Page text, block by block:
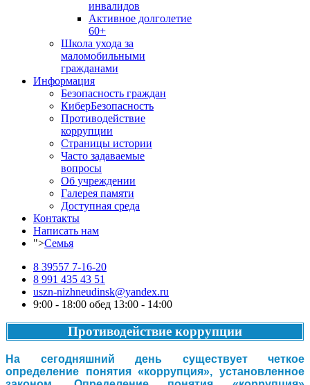
инвалидов
Активное долголетие
60+
Школа ухода за
маломобильными
гражданами
Информация
Безопасность граждан
КиберБезопасность
Противодействие
коррупции
Страницы истории
Часто задаваемые
вопросы
Об учреждении
Галерея памяти
Доступная среда
Контакты
Написать нам
">Семья
8 39557 7-16-20
8 991 435 43 51
uszn-nizhneudinsk@yandex.ru
9:00 - 18:00 обед 13:00 - 14:00
Противодействие коррупции
На сегодняшний день существует четкое
определение понятия «коррупция», установленное